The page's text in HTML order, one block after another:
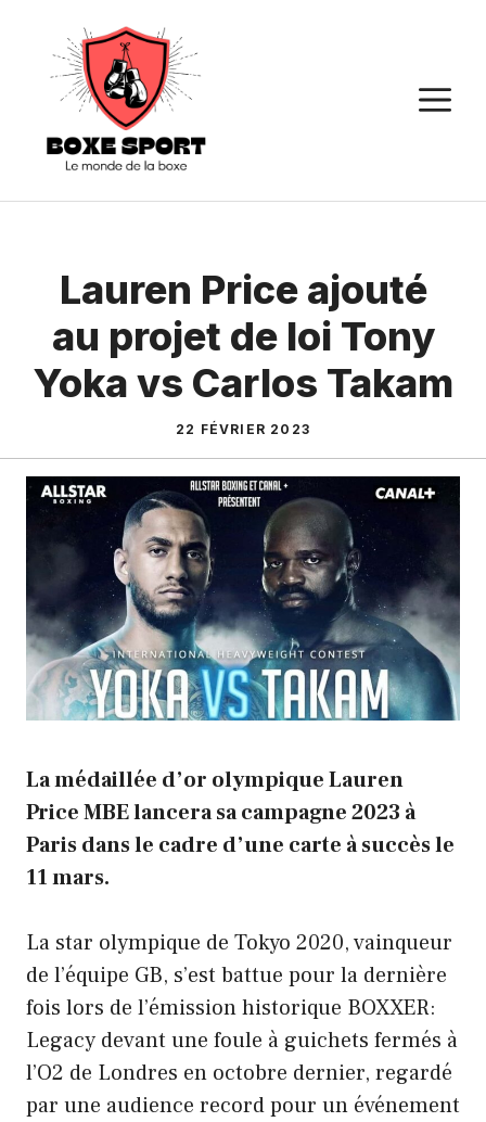
contenu
Lauren Price ajouté
au projet de loi Tony
Yoka vs Carlos Takam
22 FÉVRIER 2023
La médaillée d’or olympique Lauren
Price MBE lancera sa campagne 2023 à
Paris dans le cadre d’une carte à succès le
11 mars.
La star olympique de Tokyo 2020, vainqueur
de l’équipe GB, s’est battue pour la dernière
fois lors de l’émission historique BOXXER:
Legacy devant une foule à guichets fermés à
l’O2 de Londres en octobre dernier, regardé
par une audience record pour un événement